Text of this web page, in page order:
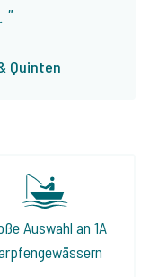
Quinten
Auswahl an 1A